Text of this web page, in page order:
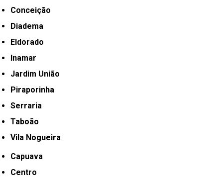
Conceição
Diadema
Eldorado
Inamar
Jardim União
Piraporinha
Serraria
Taboão
Vila Nogueira
Capuava
Centro